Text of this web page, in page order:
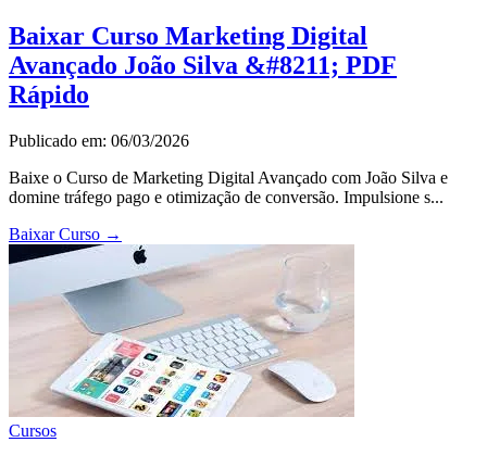
Baixar Curso Marketing Digital
Avançado João Silva &#8211; PDF
Rápido
Publicado em: 06/03/2026
Baixe o Curso de Marketing Digital Avançado com João Silva e
domine tráfego pago e otimização de conversão. Impulsione s...
Baixar Curso →
Cursos